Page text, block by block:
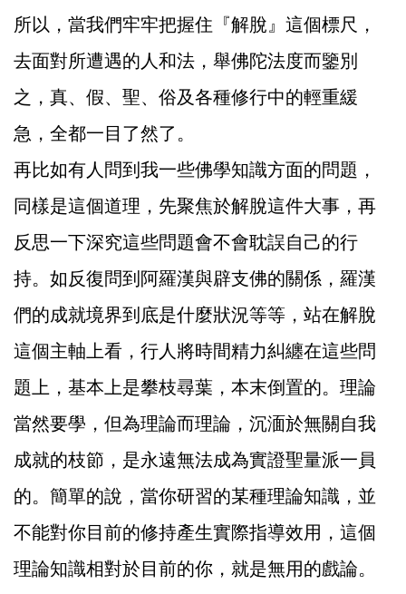
所以，當我們牢牢把握住『解脫』這個標尺，
去面對所遭遇的人和法，舉佛陀法度而鑒別
之，真、假、聖、俗及各種修行中的輕重緩
急，全都一目了然了。
再比如有人問到我一些佛學知識方面的問題，
同樣是這個道理，先聚焦於解脫這件大事，再
反思一下深究這些問題會不會耽誤自己的行
持。如反復問到阿羅漢與辟支佛的關係，羅漢
們的成就境界到底是什麼狀況等等，站在解脫
這個主軸上看，行人將時間精力糾纏在這些問
題上，基本上是攀枝尋葉，本末倒置的。理論
當然要學，但為理論而理論，沉湎於無關自我
成就的枝節，是永遠無法成為實證聖量派一員
的。簡單的說，當你研習的某種理論知識，並
不能對你目前的修持產生實際指導效用，這個
理論知識相對於目前的你，就是無用的戲論。